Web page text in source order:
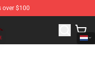
over $100
Kimetsu no Yaiba